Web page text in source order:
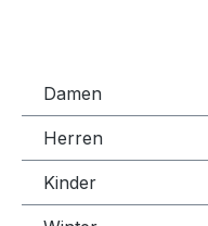
Damen
Herren
Kinder